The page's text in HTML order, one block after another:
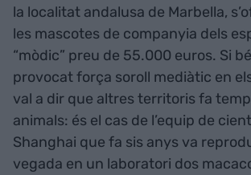
la localitat andalusa de Marbella,
les mascotes de companyia dels
“mòdic” preu de 55.000 euros. Si
provocat força soroll mediàtic en
val a dir que altres territoris fa
animals: és el cas de l’equip de
Shanghai que fa sis anys va
vegada en un laboratori dos